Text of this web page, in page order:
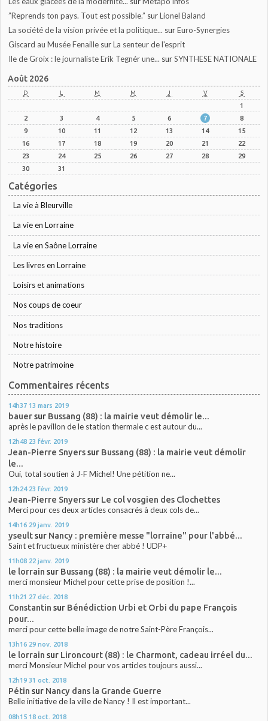
”Reprends ton pays. Tout est possible.” surLionel Baland
La société de la vision privée et la politique... surEuro-Synergies
Giscard au Musée Fenaille surLa senteur de l'esprit
Ile de Groix : le journaliste Erik Tegnér une... surSYNTHESE NATIONALE
Août 2026
D L M M J V S
1
2
3 4 5 6 7
8
9
10 11 12 13 14
15
16
17 18 19 20 21
22
23
24 25 26 27 28
29
30
31
Catégories
La vie à Bleurville
La vie en Lorraine
La vie en Saône Lorraine
Les livres en Lorraine
Loisirs et animations
Nos coups de coeur
Nos traditions
Notre histoire
Notre patrimoine
Commentaires récents
14h37 13 mars 2019
bauersur Bussang (88) : la mairie veut démolir le...
après le pavillon de le station thermale c est autour du...
12h48 23 févr. 2019
Jean-Pierre Snyerssur Bussang (88) : la mairie veut démolir
le...
Oui, total soutien à J-F Michel! Une pétition ne...
12h24 23 févr. 2019
Jean-Pierre Snyerssur Le col vosgien des Clochettes
Merci pour ces deux articles consacrés à deux cols de...
14h16 29 janv. 2019
yseultsur Nancy : première messe "lorraine" pour l'abbé...
Saint et fructueux ministère cher abbé ! UDP+
11h08 22 janv. 2019
le lorrain sur Bussang (88) : la mairie veut démolir le...
merci monsieur Michel pour cette prise de position !...
11h21 27 déc. 2018
Constantin sur Bénédiction Urbi et Orbi du pape François
pour...
merci pour cette belle image de notre Saint-Père François...
13h16 29 nov. 2018
le lorrain sur Lironcourt (88) : le Charmont, cadeau irréel du...
merci Monsieur Michel pour vos articles toujours aussi...
12h19 31 oct. 2018
Pétin sur Nancy dans la Grande Guerre
Belle initiative de la ville de Nancy ! Il est important...
08h15 18 oct. 2018